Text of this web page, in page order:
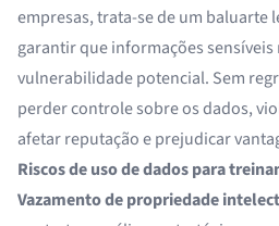
empresas, trata-se de um baluarte
garantir que informações
vulnerabilidade potencial. Sem
perder controle sobre os dados,
afetar reputação e prejudicar
Riscos de uso de dados para
Vazamento de propriedade